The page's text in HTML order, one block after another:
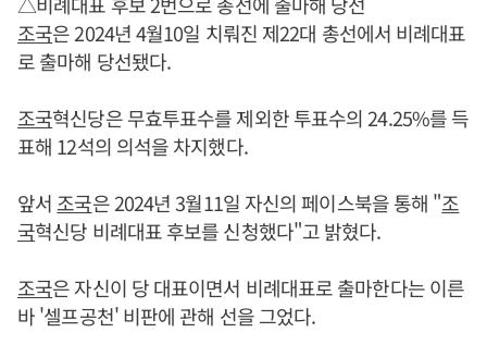
조국은 2024년 4월10일 치뤄진 제22대 총선에서 비례대표
로 출마해 당선됐다.
조국혁신당은 무효투표수를 제외한 투표수의 24.25%를 득
표해 12석의 의석을 차지했다.
앞서 조국은 2024년 3월11일 자신의 페이스북을 통해 "조
국혁신당 비례대표 후보를 신청했다"고 밝혔다.
조국은 자신이 당 대표이면서 비례대표로 출마한다는 이른
바 '셀프공천' 비판에 관해 선을 그었다.